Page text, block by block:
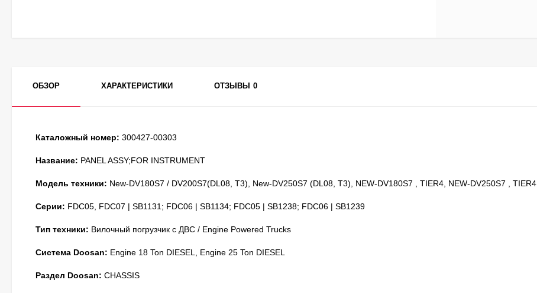
ОБЗОР ХАРАКТЕРИСТИКИ ОТЗЫВЫ 0
Каталожный номер: 300427-00303
Название: PANEL ASSY;FOR INSTRUMENT
Модель техники: New-DV180S7 / DV200S7(DL08, T3), New-DV250S7 (DL08, T3), NEW-DV180S7 , TIER4, NEW-DV250S7 , TIER4
Серии: FDC05, FDC07 | SB1131; FDC06 | SB1134; FDC05 | SB1238; FDC06 | SB1239
Тип техники: Вилочный погрузчик с ДВС / Engine Powered Trucks
Система Doosan: Engine 18 Ton DIESEL, Engine 25 Ton DIESEL
Раздел Doosan: CHASSIS